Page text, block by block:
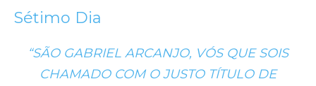
Sétimo Dia
“SÃO GABRIEL ARCANJO, VÓS QUE SOIS
CHAMADO COM O JUSTO TÍTULO DE